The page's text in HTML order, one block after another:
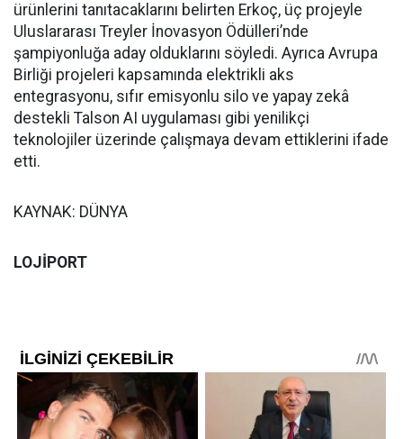
ürünlerini tanıtacaklarını belirten Erkoç, üç projeyle
Uluslararası Treyler İnovasyon Ödülleri’nde
şampiyonluğa aday olduklarını söyledi. Ayrıca Avrupa
Birliği projeleri kapsamında elektrikli aks
entegrasyonu, sıfır emisyonlu silo ve yapay zekâ
destekli Talson AI uygulaması gibi yenilikçi
teknolojiler üzerinde çalışmaya devam ettiklerini ifade
etti.
KAYNAK: DÜNYA
LOJİPORT